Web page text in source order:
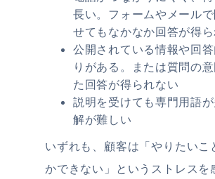
長い。フォームやメール
せてもなかなか回答が得
公開されている情報や回
りがある。または質問の
た回答が得られない
説明を受けても専門用語
解が難しい
いずれも、顧客は「やりたいこ
かできない」というストレスを